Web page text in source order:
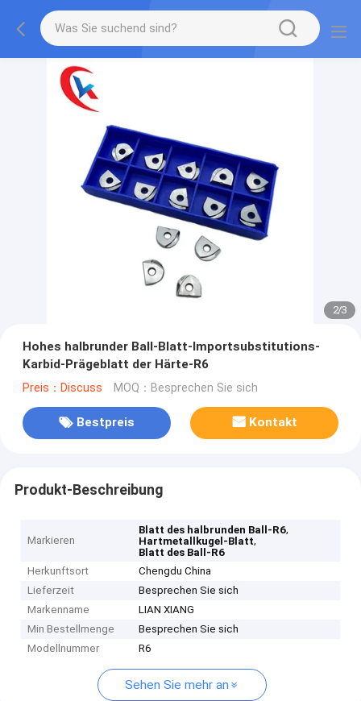
2/3
Hohes halbrunder Ball-Blatt-Importsubstitutions-
Karbid-Prägeblatt der Härte-R6
Preis：Discuss MOQ：Besprechen Sie sich
Bestpreis Kontakt
Produkt-Beschreibung
Markieren
Blatt des halbrunden Ball-R6,
Hartmetallkugel-Blatt,
Blatt des Ball-R6
Herkunftsort
Chengdu China
Lieferzeit
Besprechen Sie sich
Markenname
LIAN XIANG
Min Bestellmenge
Besprechen Sie sich
Modellnummer
R6
Sehen Sie mehr an